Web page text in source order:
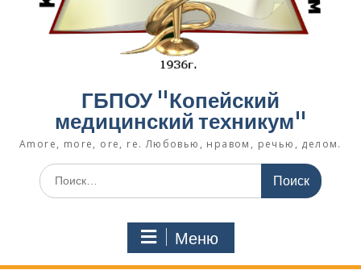
ГБПОУ "Копейский
медицинский техникум"
Amore, more, ore, re. Любовью, нравом, речью, делом.
Поиск
по:
Меню